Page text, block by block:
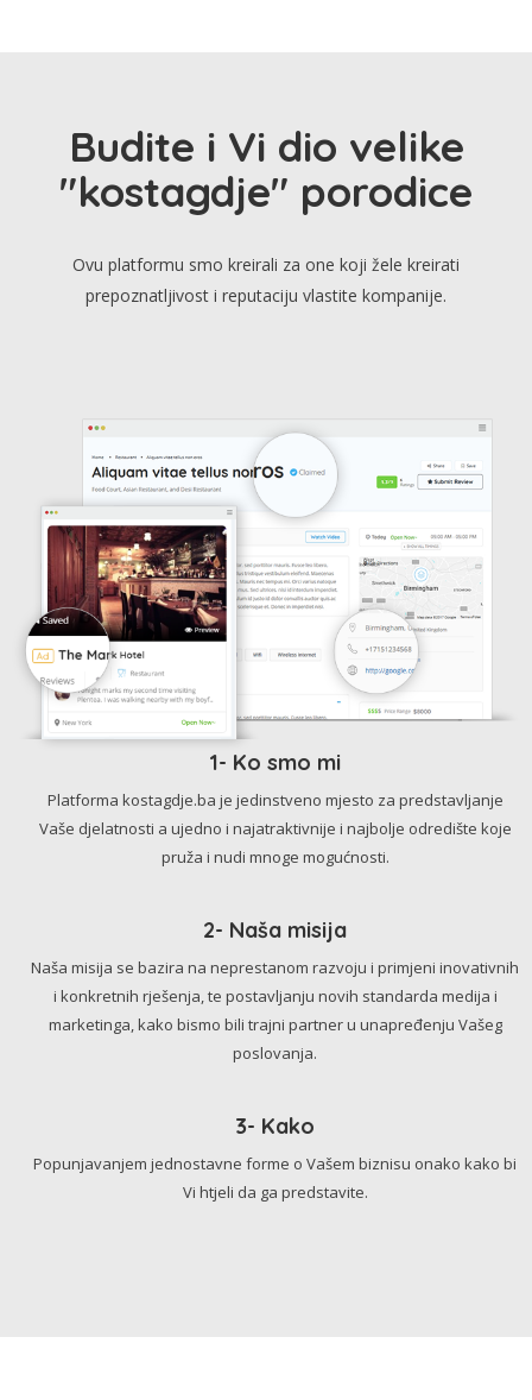
Budite i Vi dio velike
"kostagdje" porodice
Ovu platformu smo kreirali za one koji žele kreirati
prepoznatljivost i reputaciju vlastite kompanije.
1- Ko smo mi
Platforma kostagdje.ba je jedinstveno mjesto za predstavljanje
Vaše djelatnosti a ujedno i najatraktivnije i najbolje odredište koje
pruža i nudi mnoge mogućnosti.
2- Naša misija
Naša misija se bazira na neprestanom razvoju i primjeni inovativnih
i konkretnih rješenja, te postavljanju novih standarda medija i
marketinga, kako bismo bili trajni partner u unapređenju Vašeg
poslovanja.
3- Kako
Popunjavanjem jednostavne forme o Vašem biznisu onako kako bi
Vi htjeli da ga predstavite.